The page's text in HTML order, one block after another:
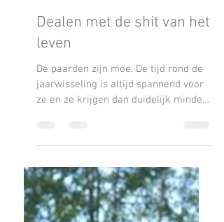
4 jan 2019 3 minuten om te lezen
Dealen met de shit van het
leven
De paarden zijn moe. De tijd rond de